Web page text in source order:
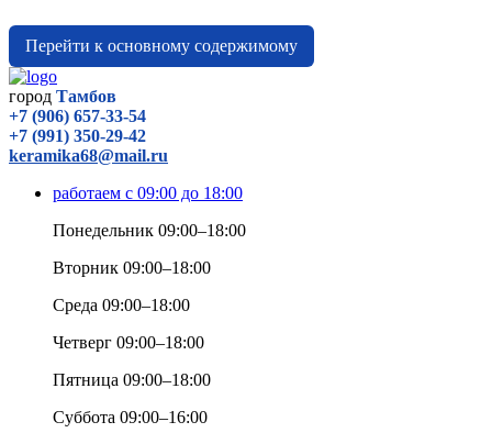
Перейти к основному содержимому
город Тамбов
+7 (906) 657-33-54
+7 (991) 350-29-42
keramika68@mail.ru
работаем с 09:00 до 18:00
Понедельник 09:00–18:00
Вторник 09:00–18:00
Среда 09:00–18:00
Четверг 09:00–18:00
Пятница 09:00–18:00
Суббота 09:00–16:00